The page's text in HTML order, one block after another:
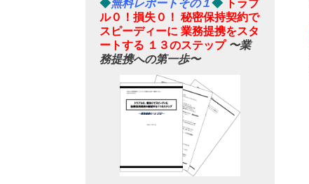
◆無料レポートその１◆
トラブ
ル０！損失０！ 秘密保持契約で
スピーディーに 業務提携をスタ
ートする １３のステップ 〜業
務提携への第一歩〜